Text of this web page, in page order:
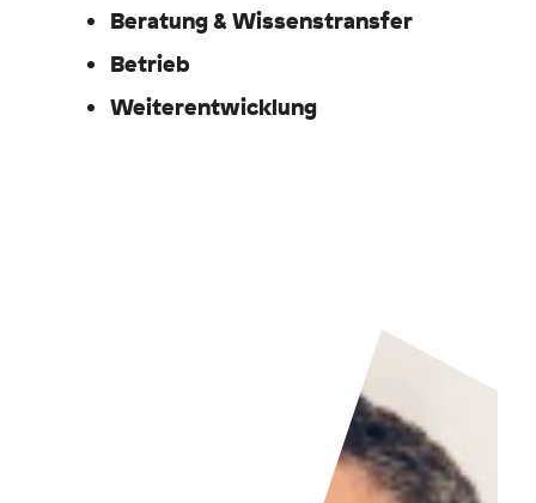
Beratung & Wissenstransfer
Betrieb
Weiterentwicklung